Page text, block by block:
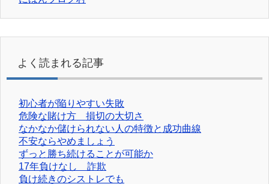
よく読まれる記事
初心者が陥りやすい失敗
危険な賭け方 損切の大切さ
なかなか儲けられない人の特徴と成功曲線
不安ならやめましょう
ずっと勝ち続けることが可能か
17年負けなし 詐欺
負け続きのシストレでも